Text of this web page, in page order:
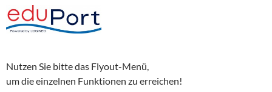
Nutzen Sie bitte das Flyout-Menü,
um die einzelnen Funktionen zu erreichen!